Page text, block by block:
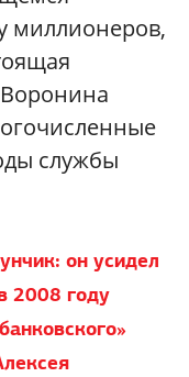
миллионеров,
службы
он усидел
2008 году